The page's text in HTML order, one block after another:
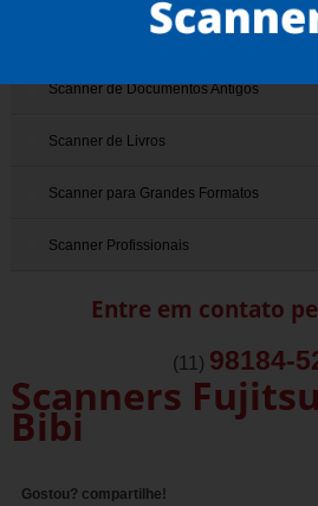
Scanner de Documentos
Scanner de Documentos Antigos
Scanner de Livros
Scanner para Grandes Formatos
Scanner Profissionais
Entre em contato
(11) 98184-
Scanners
Bibi
Gostou? compartilhe!